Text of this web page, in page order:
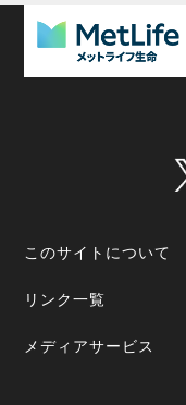
このサイトについて
リンク一覧
メディアサービス